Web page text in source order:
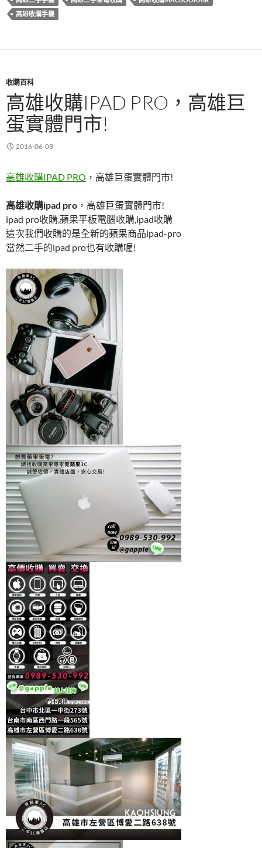
o
高雄收購手機
收購百科
高雄收購IPAD PRO，高雄巨
蛋實體門市!
2016-06-08
高雄收購IPAD PRO ，高雄巨蛋實體門市!
高雄收購ipad pro ，高雄巨蛋實體門市!
ipad pro收購,蘋果平板電腦收購,ipad收購
這次我們收購的是全新的蘋果商品ipad-pro
當然二手的ipad pro也有收購喔!